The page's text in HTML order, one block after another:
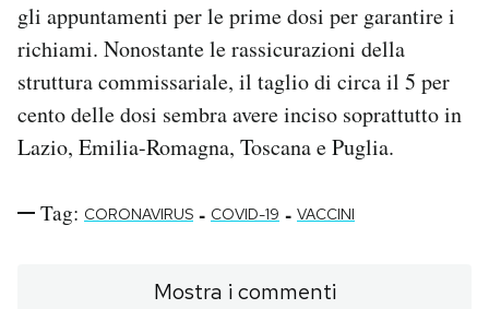
gli appuntamenti per le prime dosi per garantire i
richiami. Nonostante le rassicurazioni della
struttura commissariale, il taglio di circa il 5 per
cento delle dosi sembra avere inciso soprattutto in
Lazio, Emilia-Romagna, Toscana e Puglia.
Tag: CORONAVIRUS - COVID-19 - VACCINI
Mostra i commenti